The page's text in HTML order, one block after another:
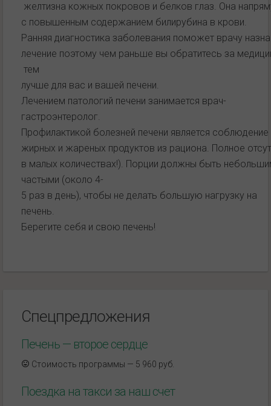
желтизна кожных покровов и белков глаз. Она
с повышенным содержанием билирубина в крови.
Ранняя диагностика заболевания поможет врачу
лечение поэтому чем раньше вы обратитесь за
тем
лучше для вас и вашей печени.
Лечением патологий печени занимается врач-
гастроэнтеролог.
Профилактикой болезней печени является
жирных и жареных продуктов из рациона. Полное
в малых количествах!). Порции должны быть
частыми (около 4-
5 раз в день), чтобы не делать большую нагрузку на
печень.
Берегите себя и свою печень!
Спецпредложения
Печень — второе сердце
Стоимость программы — 5 960 руб.
Поездка на такси за наш счет